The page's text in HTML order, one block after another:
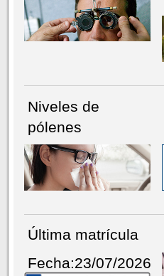
Niveles de
pólenes
Última matrícula
Fecha:23/07/2026